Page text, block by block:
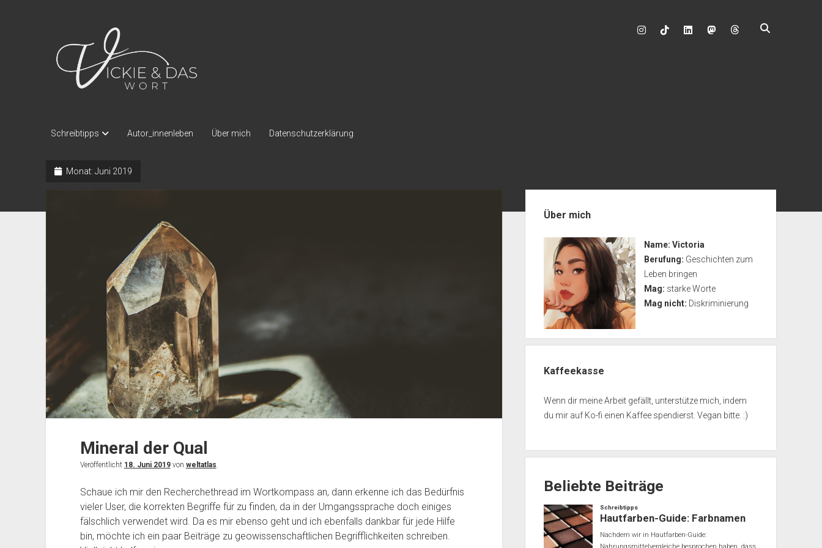
und
das
instagram
tiktoklinkedinmastodon
Schreibtipps Autor_innenleben Über mich Datenschutzerklärung
Monat: Juni 2019
Mineral der Qual
Veröffentlicht 18. Juni 2019von weltatlas
Schaue ich mir den Recherchethread im Wortkompass an, dann erkenne ich das Bedürfnis
vieler User, die korrekten Begriffe für zu finden, da in der Umgangssprache doch einiges
fälschlich verwendet wird. Da es mir ebenso geht und ich ebenfalls dankbar für jede Hilfe
bin, möchte ich ein paar Beiträge zu geowissenschaftlichen Begrifflichkeiten schreiben.
Über mich
Name: Victoria
Berufung: Geschichten zum
Leben bringen
Mag: starke Worte
Mag nicht: Diskriminierung
Kaffeekasse
Wenn dir meine Arbeit gefällt, unterstütze mich, indem
du mir auf Ko-fi einen Kaffee spendierst. Vegan bitte. :)
Beliebte Beiträge